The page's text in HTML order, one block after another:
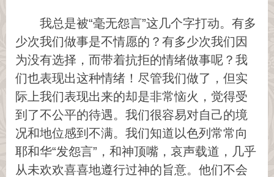
我总是被“毫无怨言”这几个字打动。有多
少次我们做事是不情愿的？有多少次我们因
为没有选择，而带着抗拒的情绪做事呢？我
们也表现出这种情绪！尽管我们做了，但实
际上我们表现出来的却是非常恼火，觉得受
到了不公平的待遇。我们很容易对自己的境
况和地位感到不满。我们知道以色列常常向
耶和华“发怨言”，和神顶嘴，哀声载道，几乎
从未欢欢喜喜地遵行过神的旨意。他们不会